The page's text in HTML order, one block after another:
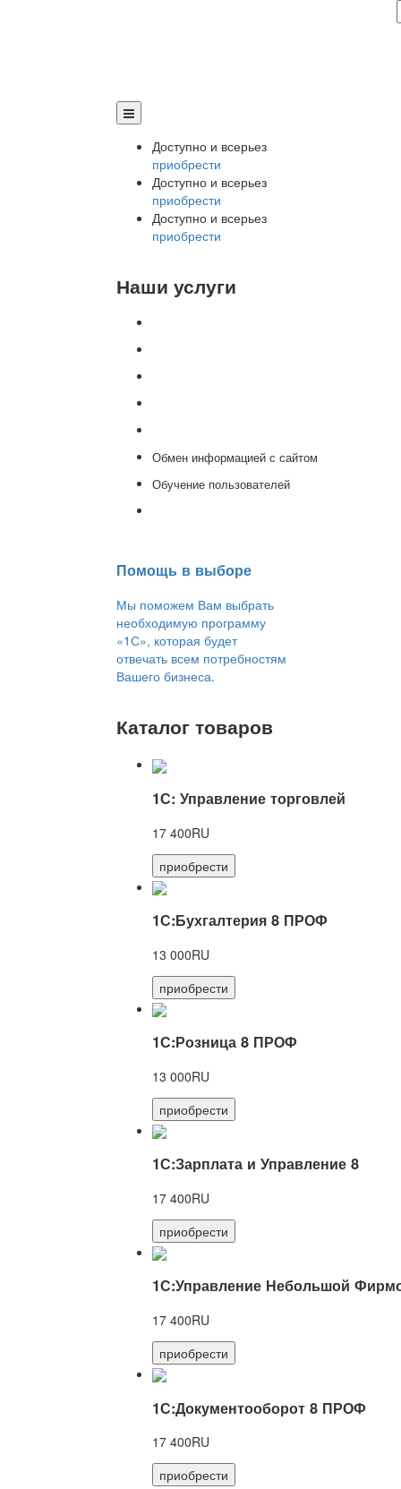
Доступно и всерьез
приобрести
Доступно и всерьез
приобрести
Доступно и всерьез
приобрести
Наши услуги
Обмен информацией с сайтом
Обучение пользователей
Помощь в выборе
Мы поможем Вам выбрать
необходимую программу
«1С», которая будет
отвечать всем потребностям
Вашего бизнеса.
Каталог товаров
1С: Управление торговлей
17 400RU
приобрести
1С:Бухгалтерия 8 ПРОФ
13 000RU
приобрести
1С:Розница 8 ПРОФ
13 000RU
приобрести
1С:Зарплата и Управление 8
17 400RU
приобрести
1С:Управление Небольшой
17 400RU
приобрести
1С:Документооборот 8 ПРОФ
17 400RU
приобрести